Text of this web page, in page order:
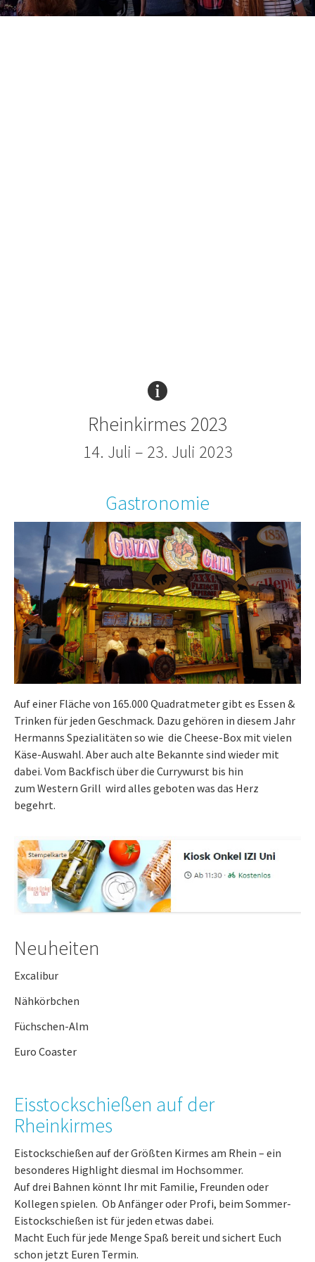
Rheinkirmes 2023
14. Juli – 23. Juli 2023
Gastronomie
Auf einer Fläche von 165.000 Quadratmeter gibt es Essen &
Trinken für jeden Geschmack. Dazu gehören in diesem Jahr
Hermanns Spezialitäten so wie die Cheese-Box mit vielen
Käse-Auswahl. Aber auch alte Bekannte sind wieder mit
dabei. Vom Backfisch über die Currywurst bis hin
zum Western Grill wird alles geboten was das Herz
begehrt.
Neuheiten
Excalibur
Nähkörbchen
Füchschen-Alm
Euro Coaster
Eisstockschießen auf der
Rheinkirmes
Eistockschießen auf der Größten Kirmes am Rhein – ein
besonderes Highlight diesmal im Hochsommer.
Auf drei Bahnen könnt Ihr mit Familie, Freunden oder
Kollegen spielen. Ob Anfänger oder Profi, beim Sommer-
Eistockschießen ist für jeden etwas dabei.
Macht Euch für jede Menge Spaß bereit und sichert Euch
schon jetzt Euren Termin.